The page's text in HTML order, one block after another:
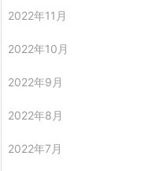
2022年11月
2022年10月
2022年9月
2022年8月
2022年7月